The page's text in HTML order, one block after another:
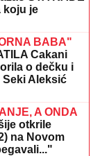
koju je
BABA"
Cakani
o dečku i
Aleksić
A ONDA
otkrile
na Novom